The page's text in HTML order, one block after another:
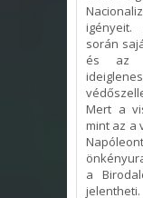
során
és az
Mert a
mint az a
a